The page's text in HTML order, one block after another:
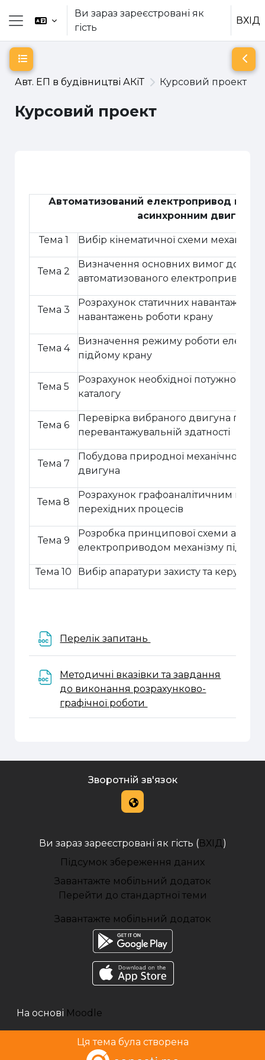
Перейти до головного вмісту
Бокова панель
Ви зараз зареєстровані як
гість
ВХІД
Авт. ЕП в будівництві АКіТ Курсовий проект
Курсовий проект
Відкритий покажчик курсу
Автоматизований електропривод
асинхронним
Тема 1 Вибір кінематичної схеми
Тема 2
Визначення основних вимог до
автоматизованого електроприводу
Тема 3
Розрахунок статичних навантажень
навантажень роботи крану
Тема 4
Визначення режиму роботи
підйому крану
Тема 5
Розрахунок необхідної потужності
каталогу
Тема 6
Перевірка вибраного двигуна по
перевантажувальній здатності
Тема 7
Побудова природної механічної
двигуна
Тема 8
Розрахунок графоаналітичним
перехідних процесів
Тема 9
Розробка принципової схеми
електроприводом механізму
Тема 10 Вибір апаратури захисту та
Перелік запитань
Методичні вказівки та завдання
до виконання розрахунково-
графічної роботи
Зворотній зв'язок
Ви зараз зареєстровані як гість (ВХІД )
Підсумок збереження даних
Завантажте мобільний додаток
Перейти до стандартної теми
Завантажте мобільний додаток
На основі Moodle
Ця тема була створена